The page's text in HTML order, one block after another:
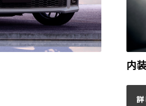
内装
詳